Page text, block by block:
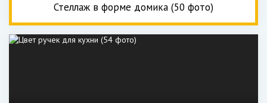
Стеллаж в форме домика (50 фото)